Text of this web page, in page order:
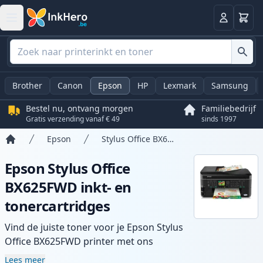
Log in
Brother Canon Epson HP Lexmark Samsung
Bestel nu, ontvang morgen
Gratis verzending vanaf € 49
Familiebedrijf
sinds 1997
Epson Stylus Office BX625FWD
Epson Stylus Office
BX625FWD inkt- en
tonercartridges
Vind de juiste toner voor je Epson Stylus
Office BX625FWD printer met ons
assortiment compatibele en high-yield
Lees meer